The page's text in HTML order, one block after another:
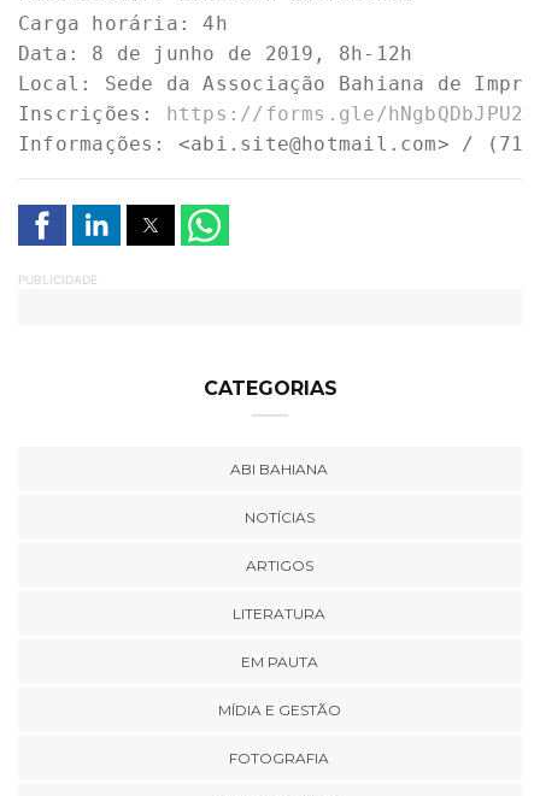
Carga horária: 4h
Data: 8 de junho de 2019, 8h-12h
Local: Sede da Associação Bahiana de
Inscrições: https://forms.gle/
Informações: <abi.site@hotmail.com> / (71)
PUBLICIDADE
CATEGORIAS
ABI BAHIANA
NOTÍCIAS
ARTIGOS
LITERATURA
EM PAUTA
MÍDIA E GESTÃO
FOTOGRAFIA